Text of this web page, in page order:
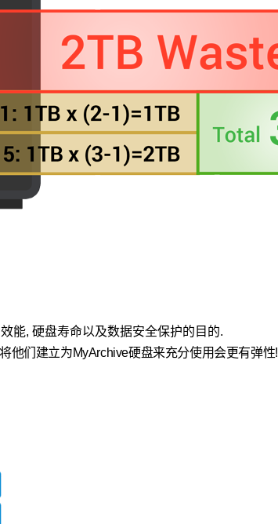
能, 硬盘寿命以及数据安全保护的目的.
他们建立为MyArchive硬盘来充分使用会更有弹性!